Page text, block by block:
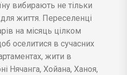
вибирають не тільки
життя. Переселенці
на місяць цілком
оселитися в сучасних
жити в
Нячанга, Хойана, Ханоя,